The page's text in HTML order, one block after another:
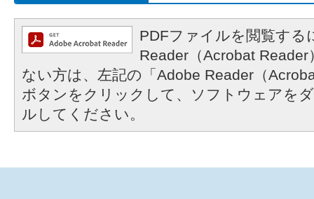
PDFファイルを閲覧する
Reader（Acrobat
ない方は、左記の「Adobe Reader（
ボタンをクリックして、ソフトウェアを
ルしてください。